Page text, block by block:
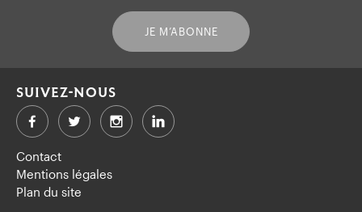
JE M’ABONNE
Contact
Mentions légales
Plan du site
SUIVEZ-NOUS
FacebookTwitter LinkedIn